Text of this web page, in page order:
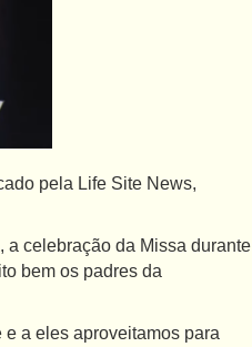
pela Life Site News,
a celebração da Missa durante
bem os padres da
a eles aproveitamos para